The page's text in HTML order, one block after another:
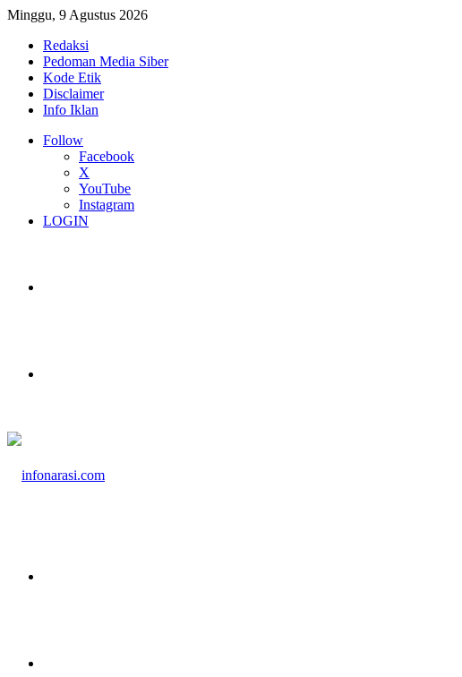
Minggu, 9 Agustus 2026
Redaksi
Pedoman Media Siber
Kode Etik
Disclaimer
Info Iklan
Follow
Facebook
X
YouTube
Instagram
LOGIN